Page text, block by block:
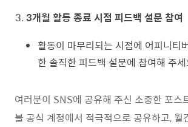
3개월 활동 종료 시점 피드백 설문 참여
활동이 마무리되는 시점에 어피니티
한 솔직한 피드백 설문에 참여해 주
여러분이 SNS에 공유해 주신 소중한 포스
블 공식 계정에서 적극적으로 공유하고, 월